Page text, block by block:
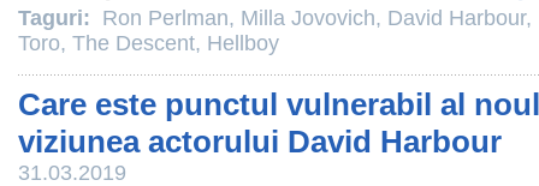
Taguri: Ron Perlman, Milla Jovovich, David Harbour,
Toro, The Descent, Hellboy
Care este punctul vulnerabil al
viziunea actorului David Harbour
31.03.2019